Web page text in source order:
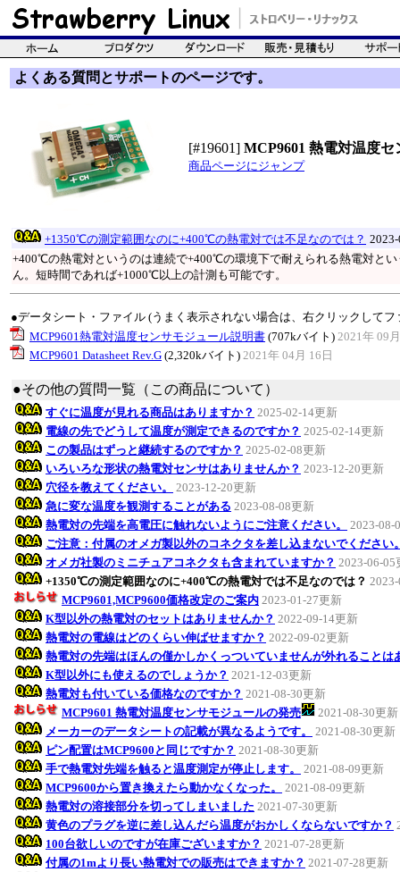
よくある質問とサポートのページです。
[#19601] MCP9601 熱電対温度
商品ページにジャンプ
+1350℃の測定範囲なのに+400℃の熱電対では不足なのでは？
+400℃の熱電対というのは連続で+400℃の環境下で耐えられる熱電対と
ん。短時間であれば+1000℃以上の計測も可能です。
●データシート・ファイル (うまく表示されない場合は、右クリックして
MCP9601熱電対温度センサモジュール説明書 (707kバイト) 2021年 09
MCP9601 Datasheet Rev.G (2,320kバイト) 2021年 04月 16日
●その他の質問一覧（この商品について）
すぐに温度が見れる商品はありますか？ 2025-02-14更新
電線の先でどうして温度が測定できるのですか？ 2025-02-14更新
この製品はずっと継続するのですか？ 2025-02-08更新
いろいろな形状の熱電対センサはありませんか？ 2023-12-20更新
穴径を教えてください。
2023-12-20更新
急に変な温度を観測することがある 2023-08-08更新
熱電対の先端を高電圧に触れないようにご注意ください。
2023-08-
ご注意：付属のオメガ製以外のコネクタを差し込まないでください
オメガ社製のミニチュアコネクタも含まれていますか？ 2023-06-05
+1350℃の測定範囲なのに+400℃の熱電対では不足なのでは？
MCP9601,MCP9600価格改定のご案内 2023-01-27更新
K型以外の熱電対のセットはありませんか？ 2022-09-14更新
熱電対の電線はどのくらい伸ばせますか？ 2022-09-02更新
熱電対の先端はほんの僅かしかくっついていませんが外れることは
K型以外にも使えるのでしょうか？ 2021-12-03更新
熱電対も付いている価格なのですか？ 2021-08-30更新
MCP9601 熱電対温度センサモジュールの発売
2021-08-30更新
メーカーのデータシートの記載が異なるようです。
2021-08-30更新
ピン配置はMCP9600と同じですか？ 2021-08-30更新
手で熱電対先端を触ると温度測定が停止します。
2021-08-09更新
MCP9600から置き換えたら動かなくなった。
2021-08-09更新
熱電対の溶接部分を切ってしまいました 2021-07-30更新
黄色のプラグを逆に差し込んだら温度がおかしくならないですか？
100台欲しいのですが在庫ございますか？ 2021-07-28更新
付属の1mより長い熱電対での販売はできますか？ 2021-07-28更新